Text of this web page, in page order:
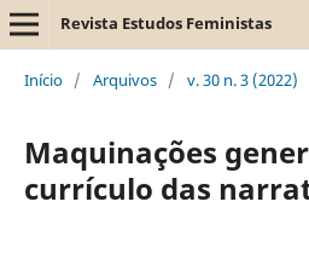
Revista Estudos Feministas
Início / Arquivos / v. 30 n. 3 (2022)
Maquinações
currículo das